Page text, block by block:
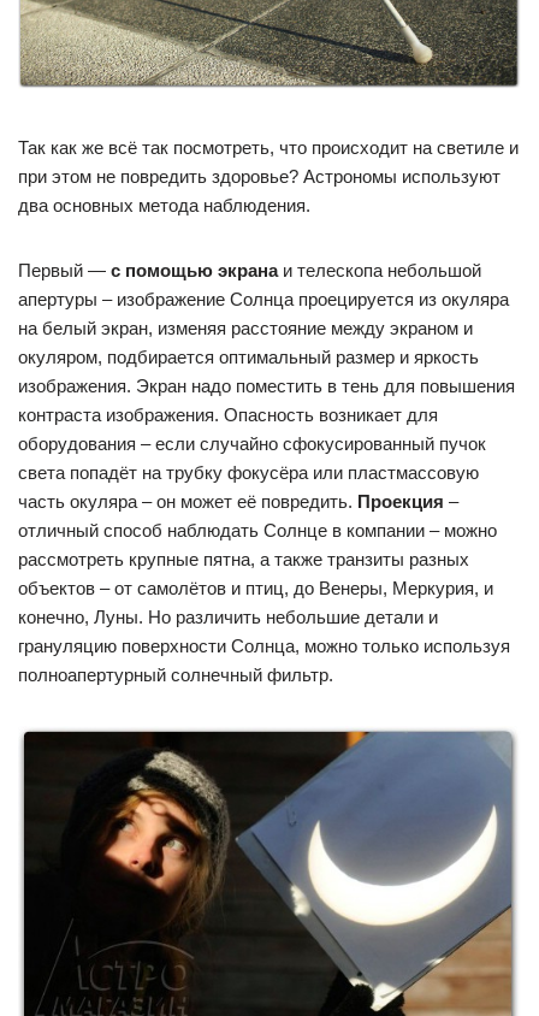
Так как же всё так посмотреть, что происходит на светиле и
при этом не повредить здоровье? Астрономы используют
два основных метода наблюдения.
Первый — с помощью экранаи телескопа небольшой
апертуры – изображение Солнца проецируется из окуляра
на белый экран, изменяя расстояние между экраном и
окуляром, подбирается оптимальный размер и яркость
изображения. Экран надо поместить в тень для повышения
контраста изображения. Опасность возникает для
оборудования – если случайно сфокусированный пучок
света попадёт на трубку фокусёра или пластмассовую
часть окуляра – он может её повредить. Проекция –
отличный способ наблюдать Солнце в компании – можно
рассмотреть крупные пятна, а также транзиты разных
объектов – от самолётов и птиц, до Венеры, Меркурия, и
конечно, Луны. Но различить небольшие детали и
грануляцию поверхности Солнца, можно только используя
полноапертурный солнечный фильтр.